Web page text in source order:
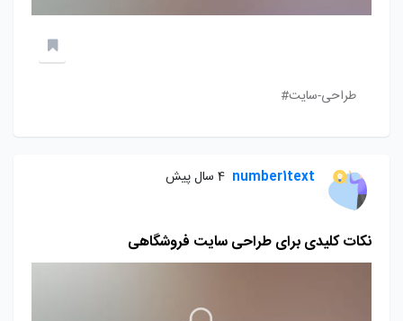
طراحی-سایت#
number1text 4 سال پیش
نکات کلیدی برای طراحی سایت فروشگاهی